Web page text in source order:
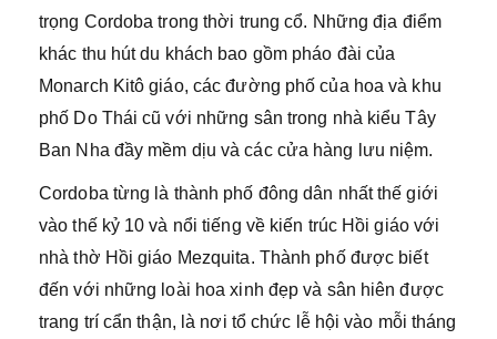
trọng Cordoba trong thời trung cổ. Những địa điểm
khác thu hút du khách bao gồm pháo đài của
Monarch Kitô giáo, các đường phố của hoa và khu
phố Do Thái cũ với những sân trong nhà kiểu Tây
Ban Nha đầy mềm dịu và các cửa hàng lưu niệm.
Cordoba từng là thành phố đông dân nhất thế giới
vào thế kỷ 10 và nổi tiếng về kiến trúc Hồi giáo với
nhà thờ Hồi giáo Mezquita. Thành phố được biết
đến với những loài hoa xinh đẹp và sân hiên được
trang trí cẩn thận, là nơi tổ chức lễ hội vào mỗi tháng